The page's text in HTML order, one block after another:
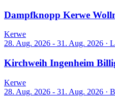
Dampfknopp Kerwe
Kerwe
28. Aug. 2026 - 31. Aug. 2026 ·
Kirchweih Ingenheim
Kerwe
28. Aug. 2026 - 31. Aug. 2026 ·